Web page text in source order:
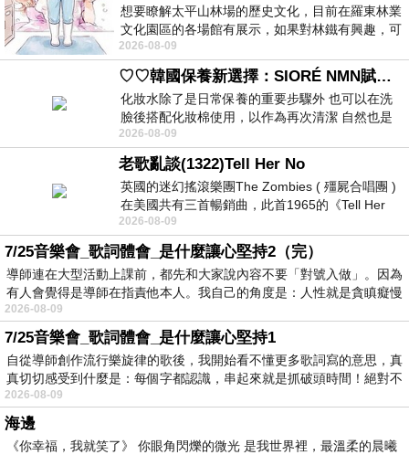
想要瞭解太平山林場的歷史文化，目前在羅東林業
文化園區的各場館有展示，如果對林鐵有興趣，可
以到林鐵館。 這裡展示從山下
2026-08-09
♡♡韓國保養新選擇：SIORÉ NMN賦活泡泡化妝水♡♡
化妝水除了是日常保養的重要步驟外 也可以在洗
臉後搭配化妝棉使用，以作為再次清潔 自然也是
我的保養必備品項 不過，我對於化妝
2026-08-09
老歌亂談(1322)Tell Her No
英國的迷幻搖滾樂團The Zombies ( 殭屍合唱團 )
在美國共有三首暢銷曲，此首1965的《Tell Her
No》即為其中之一，在告示牌百大單曲
2026-08-09
7/25音樂會_歌詞體會_是什麼讓心堅持2（完）
導師連在大型活動上課前，都先和大家說內容不要「對號入做」。因為
有人會覺得是導師在指責他本人。我自己的角度是：人性就是貪瞋癡慢
2026-08-09
7/25音樂會_歌詞體會_是什麼讓心堅持1
自從導師創作流行樂旋律的歌後，我開始看不懂更多歌詞寫的意思，真
真切切感受到什麼是：每個字都認識，串起來就是抓破頭時間！絕對不
2026-08-09
海邊
《你幸福，我就笑了》 你眼角閃爍的微光 是我世界裡，最溫柔的晨曦